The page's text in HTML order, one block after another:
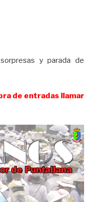
y parada de
de entradas llamar